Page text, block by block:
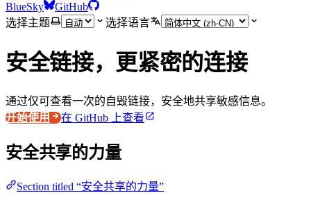
BlueSky
GitHub
选择主题
选择语言
安全链接，更紧密的连接
通过仅可查看一次的自毁链接，安全地共享敏感信息。
开始使用
在 GitHub 上查看
安全共享的力量
Section titled “安全共享的力量”